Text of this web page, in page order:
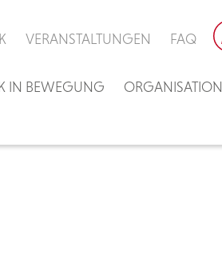
IN BEWEGUNG ORGANISATION
VERANSTALTUNGEN FAQ